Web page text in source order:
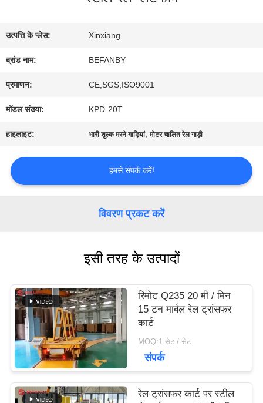
गुणवत्ता
नियंत्रण
संपर्क
करें
का
अनुरोध
करें
साइटमैप
उत्पत्ति के प्लेस: Xinxiang
ब्रांड नाम: BEFANBY
प्रमाणन: CE,SGS,ISO9001
मॉडल संख्या: KPD-20T
हाइलाइट: भारी शुल्क मरने गाड़ियां,मोटर चालित रेल गाड़ी
हमसे संपर्क करें!
विवरण प्रकट करें
इसी तरह के उत्पादों
रिमोट Q235 20 मी / मिन
15 टन मार्बल रेल ट्रांसफर
कार्ट
MOQ:1 सेट / सेट
संपर्क
रेल ट्रांसफर कार्ट पर स्टील